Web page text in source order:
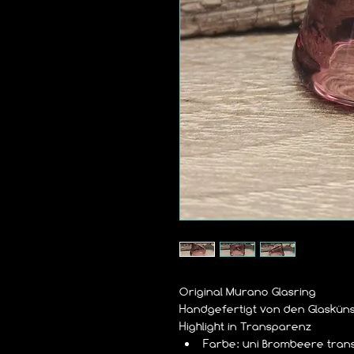
Original Murano Glasring
Handgefertigt von den
Highlight in Transparenz
Farbe: uni Brombeere